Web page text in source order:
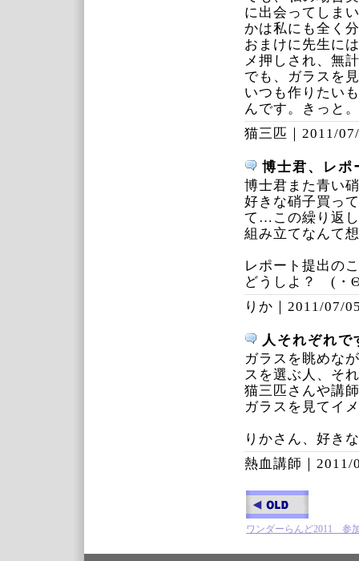
に出会ってしま
かは私にも全く
おまけに先生に
メ押しされ、無
でも、ガラスを
いつも作りたい
んです。きっと。
猫三匹｜ 2011/
博士君、レポ
博士君また青い
好きな硝子買っ
て…この繰り返
組み立てなんて
レポート提出の
どうしよ？ (・
りか｜ 2011/07/
人それぞれで
ガラスを眺めな
スを選ぶ人、そ
猫三匹さんや講
ガラスを見てイ
りかさん、好き
熱血講師｜ 2011/
ワンダーらんど2011 参